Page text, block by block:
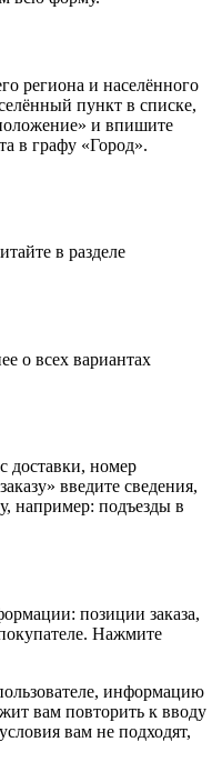
региона и населённого
пункт в списке,
и впишите
в графу «Город».
в разделе
о всех вариантах
доставки, номер
введите сведения,
например: подъезды в
позиции заказа,
Нажмите
информацию
вам повторить к вводу
вам не подходят,